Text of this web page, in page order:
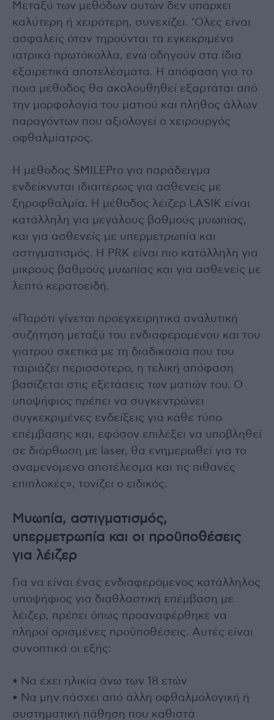
Μεταξύ των μεθόδων αυτών δεν υπάρχει
καλύτερη ή χειρότερη, συνεχίζει. ‘Oλες είναι
ασφαλείς όταν τηρούνται τα εγκεκριμένα
ιατρικά πρωτόκολλα, ενώ οδηγούν στα ίδια
εξαιρετικά αποτελέσματα. Η απόφαση για το
ποια μέθοδος θα ακολουθηθεί εξαρτάται από
την μορφολογία του ματιού και πλήθος άλλων
παραγόντων που αξιολογεί ο χειρουργός
οφθαλμίατρος.
Η μέθοδος SMILEPro για παράδειγμα
ενδείκνυται ιδιαιτέρως για ασθενείς με
ξηροφθαλμία. Η μέθοδος λέιζερ LASIK είναι
κατάλληλη για μεγάλους βαθμούς μυωπίας,
και για ασθενείς με υπερμετρωπία και
αστιγματισμός. H PRK είναι πιο κατάλληλη για
μικρούς βαθμούς μυωπίας και για ασθενείς με
λεπτό κερατοειδή.
«Παρότι γίνεται προεγχειρητικά αναλυτική
συζήτηση μεταξύ του ενδιαφερομένου και του
γιατρού σχετικά με τη διαδικασία που του
ταιριάζει περισσότερο, η τελική απόφαση
βασίζεται στις εξετάσεις των ματιών του. Ο
υποψήφιος πρέπει να συγκεντρώνει
συγκεκριμένες ενδείξεις για κάθε τύπο
επέμβασης και, εφόσον επιλέξει να υποβληθεί
σε διόρθωση με laser, θα ενημερωθεί για το
αναμενόμενο αποτέλεσμα και τις πιθανές
επιπλοκές», τονίζει ο ειδικός.
Μυωπία, αστιγματισμός,
υπερμετρωπία και οι προϋποθέσεις
για λέιζερ
Για να είναι ένας ενδιαφερόμενος κατάλληλος
υποψήφιος για διαθλαστική επέμβαση με
λέιζερ, πρέπει όπως προαναφέρθηκε να
πληροί ορισμένες προϋποθέσεις. Αυτές είναι
συνοπτικά οι εξής:
• Να έχει ηλικία άνω των 18 ετών
• Να μην πάσχει από άλλη οφθαλμολογική ή
συστηματική πάθηση που καθιστά